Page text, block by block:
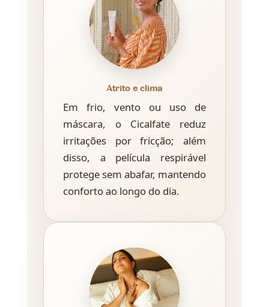
Atrito e clima
Em frio, vento ou uso de
máscara, o Cicalfate reduz
irritações por fricção; além
disso, a película respirável
protege sem abafar, mantendo
conforto ao longo do dia.